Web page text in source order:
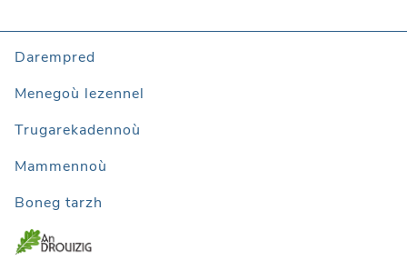
Darempred
Menegoù lezennel
Trugarekadennoù
Mammennoù
Boneg tarzh